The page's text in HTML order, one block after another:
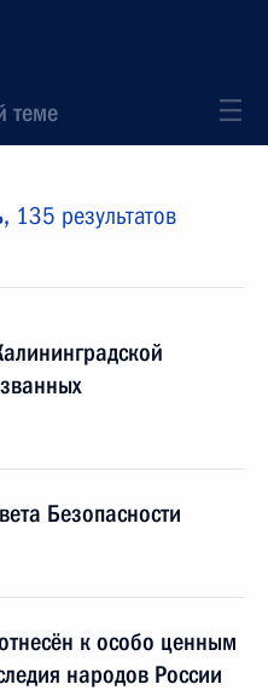
теме
135 результатов
Безопасности
к особо ценным
народов России